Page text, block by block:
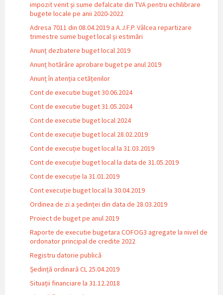
impozit venit și sume defalcate din TVA pentru echilibrare
bugete locale pe anii 2020-2022
Adresa 7011 din 08.04.2019 a A.J.F.P. Vâlcea repartizare
trimestre sume buget local și estimări
Anunț dezbatere buget local 2019
Anunț hotărâre aprobare buget pe anul 2019
Anunț în atenția cetățenilor
Cont de executie buget 30.06.2024
Cont de executie buget 31.05.2024
Cont de executie buget local 2024
Cont de execuție buget local 28.02.2019
Cont de execuție buget local la 31.03.2019
Cont de execuție buget local la data de 31.05.2019
Cont de execuție la 31.01.2019
Cont execuție buget local la 30.04.2019
Ordinea de zi a ședinței din data de 28.03.2019
Proiect de buget pe anul 2019
Raporte de executie bugetara COFOG3 agregate la nivel de
ordonator principal de credite 2022
Registru datorie publică
Ședință ordinară CL 25.04.2019
Situații financiare la 31.12.2018